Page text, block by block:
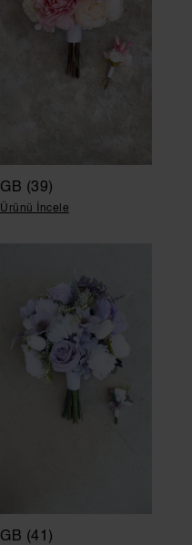
GB (39)
Ürünü İncele
GB (41)